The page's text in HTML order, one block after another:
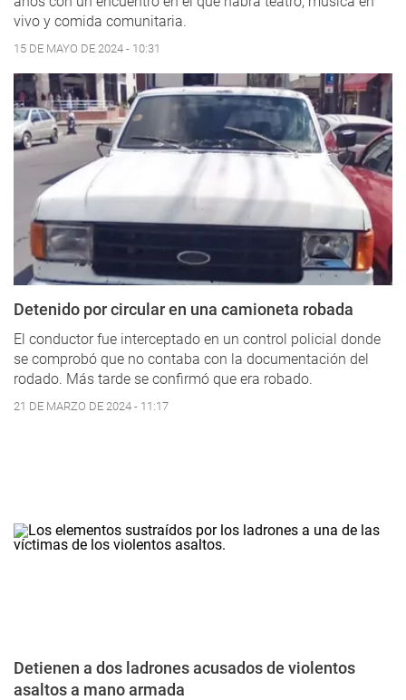
vivo y comida comunitaria.
15 DE MAYO DE 2024 - 10:31
Detenido por circular en una camioneta robada
El conductor fue interceptado en un control policial donde
se comprobó que no contaba con la documentación del
rodado. Más tarde se confirmó que era robado.
21 DE MARZO DE 2024 - 11:17
Detienen a dos ladrones acusados de violentos
asaltos a mano armada